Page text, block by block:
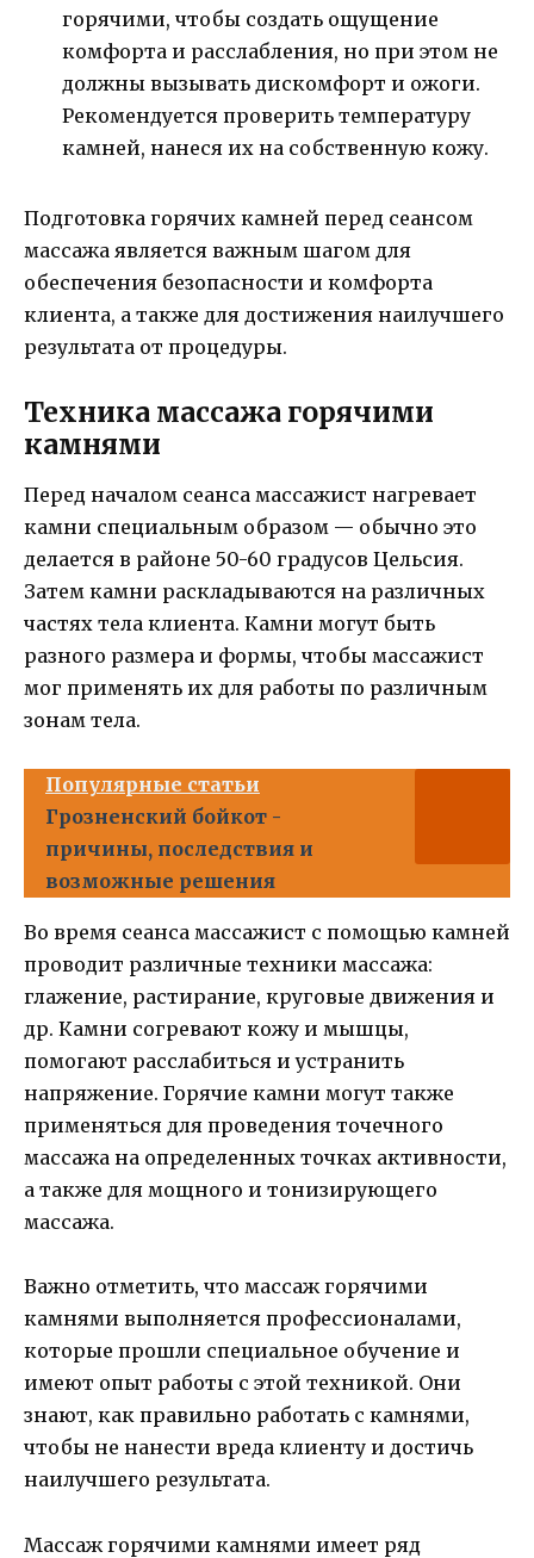
горячими, чтобы создать ощущение
комфорта и расслабления, но при этом не
должны вызывать дискомфорт и ожоги.
Рекомендуется проверить температуру
камней, нанеся их на собственную кожу.
Подготовка горячих камней перед сеансом
массажа является важным шагом для
обеспечения безопасности и комфорта
клиента, а также для достижения наилучшего
результата от процедуры.
Техника массажа горячими
камнями
Перед началом сеанса массажист нагревает
камни специальным образом — обычно это
делается в районе 50-60 градусов Цельсия.
Затем камни раскладываются на различных
частях тела клиента. Камни могут быть
разного размера и формы, чтобы массажист
мог применять их для работы по различным
зонам тела.
Популярные статьи
Грозненский бойкот -
причины, последствия и
возможные решения
Во время сеанса массажист с помощью камней
проводит различные техники массажа:
глажение, растирание, круговые движения и
др. Камни согревают кожу и мышцы,
помогают расслабиться и устранить
напряжение. Горячие камни могут также
применяться для проведения точечного
массажа на определенных точках активности,
а также для мощного и тонизирующего
массажа.
Важно отметить, что массаж горячими
камнями выполняется профессионалами,
которые прошли специальное обучение и
имеют опыт работы с этой техникой. Они
знают, как правильно работать с камнями,
чтобы не нанести вреда клиенту и достичь
наилучшего результата.
Массаж горячими камнями имеет ряд